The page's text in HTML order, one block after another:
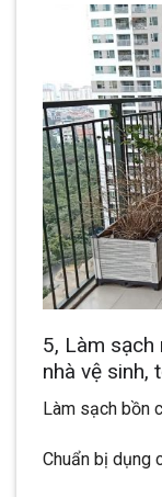
5, Làm sạch
nhà vệ sinh,
Làm sạch bồn
Chuẩn bị dụng